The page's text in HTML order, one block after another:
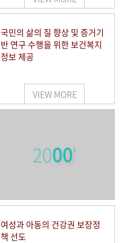
국민의 삶의 질 향상 및 증거기
반 연구 수행을 위한 보건복지
정보 제공
VIEW MORE
2000'
여성과 아동의 건강권 보장정
책 선도